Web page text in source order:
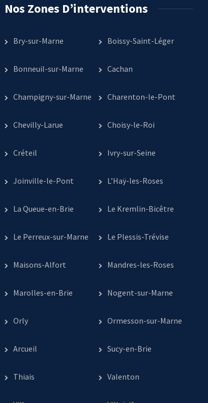
Nos Zones D’interventions
Bry-sur-Marne Boissy-Saint-Léger
Bonneuil-sur-Marne Cachan
Champigny-sur-Marne Charenton-le-Pont
Chevilly-Larue Choisy-le-Roi
Créteil Ivry-sur-Seine
Joinville-le-Pont L’Haÿ-les-Roses
La Queue-en-Brie Le Kremlin-Bicêtre
Le Perreux-sur-Marne Le Plessis-Trévise
Maisons-Alfort Mandres-les-Roses
Marolles-en-Brie Nogent-sur-Marne
Orly Ormesson-sur-Marne
Arcueil Sucy-en-Brie
Thiais Valenton